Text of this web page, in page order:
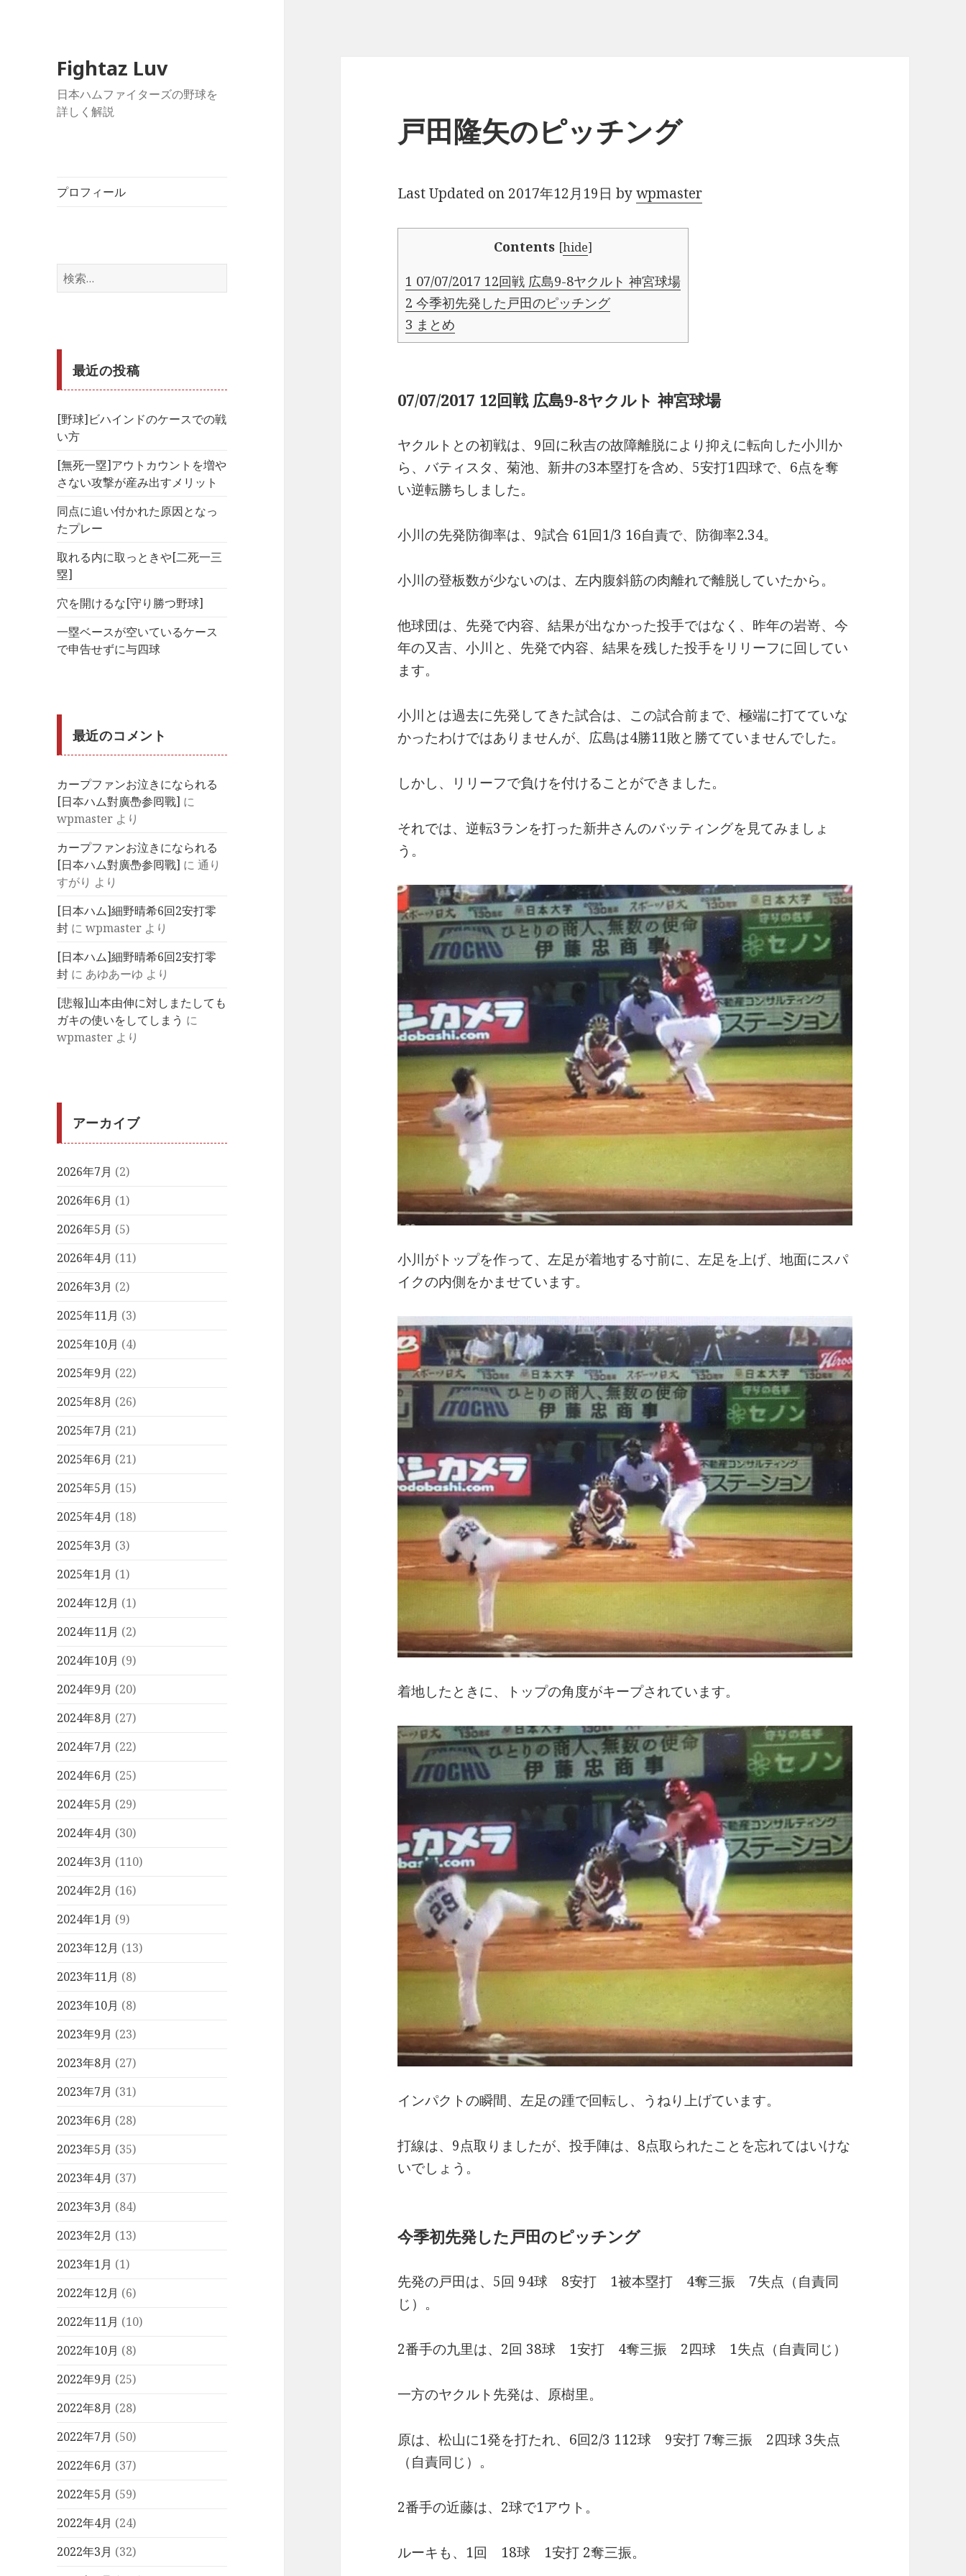
Fightaz Luv
日本ハムファイターズの野球を
詳しく解説
プロフィール
検
索:
最近の投稿
[野球]ビハインドのケースでの戦
い方
[無死一塁]アウトカウントを増や
さない攻撃が産み出すメリット
同点に追い付かれた原因となっ
たプレー
取れる内に取っときや[二死一三
塁]
穴を開けるな[守り勝つ野球]
一塁ベースが空いているケース
で申告せずに与四球
最近のコメント
カープファンお泣きになられる
[日夲ハム對廣㠀参囘戰] に
wpmaster より
カープファンお泣きになられる
[日夲ハム對廣㠀参囘戰] に通り
すがり より
[日本ハム]細野晴希6回2安打零
封 にwpmaster より
[日本ハム]細野晴希6回2安打零
封 に あゆあーゆ より
[悲報]山本由伸に対しまたしても
ガキの使いをしてしまう に
wpmaster より
アーカイブ
2026年7月 (2)
2026年6月 (1)
2026年5月 (5)
2026年4月 (11)
2026年3月 (2)
2025年11月 (3)
2025年10月 (4)
2025年9月 (22)
2025年8月 (26)
2025年7月 (21)
2025年6月 (21)
2025年5月 (15)
2025年4月 (18)
2025年3月 (3)
2025年1月 (1)
2024年12月 (1)
2024年11月 (2)
2024年10月 (9)
2024年9月 (20)
2024年8月 (27)
2024年7月 (22)
2024年6月 (25)
2024年5月 (29)
2024年4月 (30)
2024年3月 (110)
2024年2月 (16)
2024年1月 (9)
2023年12月 (13)
2023年11月 (8)
2023年10月 (8)
2023年9月 (23)
2023年8月 (27)
2023年7月 (31)
2023年6月 (28)
2023年5月 (35)
2023年4月 (37)
2023年3月 (84)
2023年2月 (13)
2023年1月 (1)
2022年12月 (6)
2022年11月 (10)
2022年10月 (8)
2022年9月 (25)
2022年8月 (28)
2022年7月 (50)
2022年6月 (37)
2022年5月 (59)
2022年4月 (24)
2022年3月 (32)
戸田隆矢のピッチング
Last Updated on 2017年12月19日 bywpmaster
Contents [hide]
1 07/07/2017 12回戦 広島9-8ヤクルト 神宮球場
2 今季初先発した戸田のピッチング
3 まとめ
07/07/2017 12回戦 広島9-8ヤクルト 神宮球場
ヤクルトとの初戦は、9回に秋吉の故障離脱により抑えに転向した小川か
ら、バティスタ、菊池、新井の3本塁打を含め、5安打1四球で、6点を奪
い逆転勝ちしました。
小川の先発防御率は、9試合 61回1/3 16自責で、防御率2.34。
小川の登板数が少ないのは、左内腹斜筋の肉離れで離脱していたから。
他球団は、先発で内容、結果が出なかった投手ではなく、昨年の岩嵜、今
年の又吉、小川と、先発で内容、結果を残した投手をリリーフに回してい
ます。
小川とは過去に先発してきた試合は、この試合前まで、極端に打てていな
かったわけではありませんが、広島は4勝11敗と勝てていませんでした。
しかし、リリーフで負けを付けることができました。
それでは、逆転3ランを打った新井さんのバッティングを見てみましょ
う。
小川がトップを作って、左足が着地する寸前に、左足を上げ、地面にスパ
イクの内側をかませています。
着地したときに、トップの角度がキープされています。
インパクトの瞬間、左足の踵で回転し、うねり上げています。
打線は、9点取りましたが、投手陣は、8点取られたことを忘れてはいけな
いでしょう。
今季初先発した戸田のピッチング
先発の戸田は、5回 94球 8安打 1被本塁打 4奪三振 7失点（自責同
じ）。
2番手の九里は、2回 38球 1安打 4奪三振 2四球 1失点（自責同じ）
一方のヤクルト先発は、原樹里。
原は、松山に1発を打たれ、6回2/3 112球 9安打 7奪三振 2四球 3失点
（自責同じ）。
2番手の近藤は、2球で1アウト。
ルーキも、1回 18球 1安打 2奪三振。